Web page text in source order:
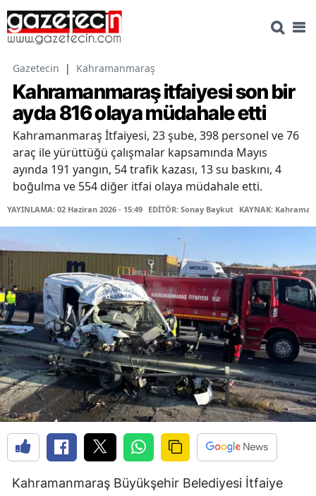
Gazetecin | Kahramanmaraş
Kahramanmaraş itfaiyesi son bir
ayda 816 olaya müdahale etti
Kahramanmaraş İtfaiyesi, 23 şube, 398 personel ve 76
araç ile yürüttüğü çalışmalar kapsamında Mayıs
ayında 191 yangın, 54 trafik kazası, 13 su baskını, 4
boğulma ve 554 diğer itfai olaya müdahale etti.
YAYINLAMA: 02 Haziran 2026 - 15:49 EDİTÖR: Sonay Baykut KAYNAK:
Kahramanmaraş Büyükşehir Belediyesi İtfaiye